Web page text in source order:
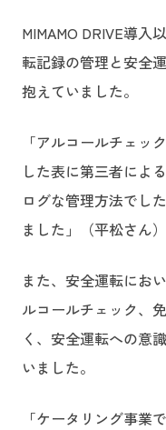
MIMAMO DRIVE導入
転記録の管理と安全
抱えていました。
「アルコールチェッ
した表に第三者によ
ログな管理方法でし
ました」（平松さん）
また、安全運転にお
ルコールチェック、
く、安全運転への意
いました。
「ケータリング事業